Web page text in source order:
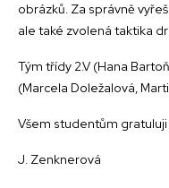
obrázků. Za správně
ale také zvolená taktika
Tým třídy 2.V (Hana
(Marcela Doležalová,
Všem studentům gratuluji
J. Zenknerová